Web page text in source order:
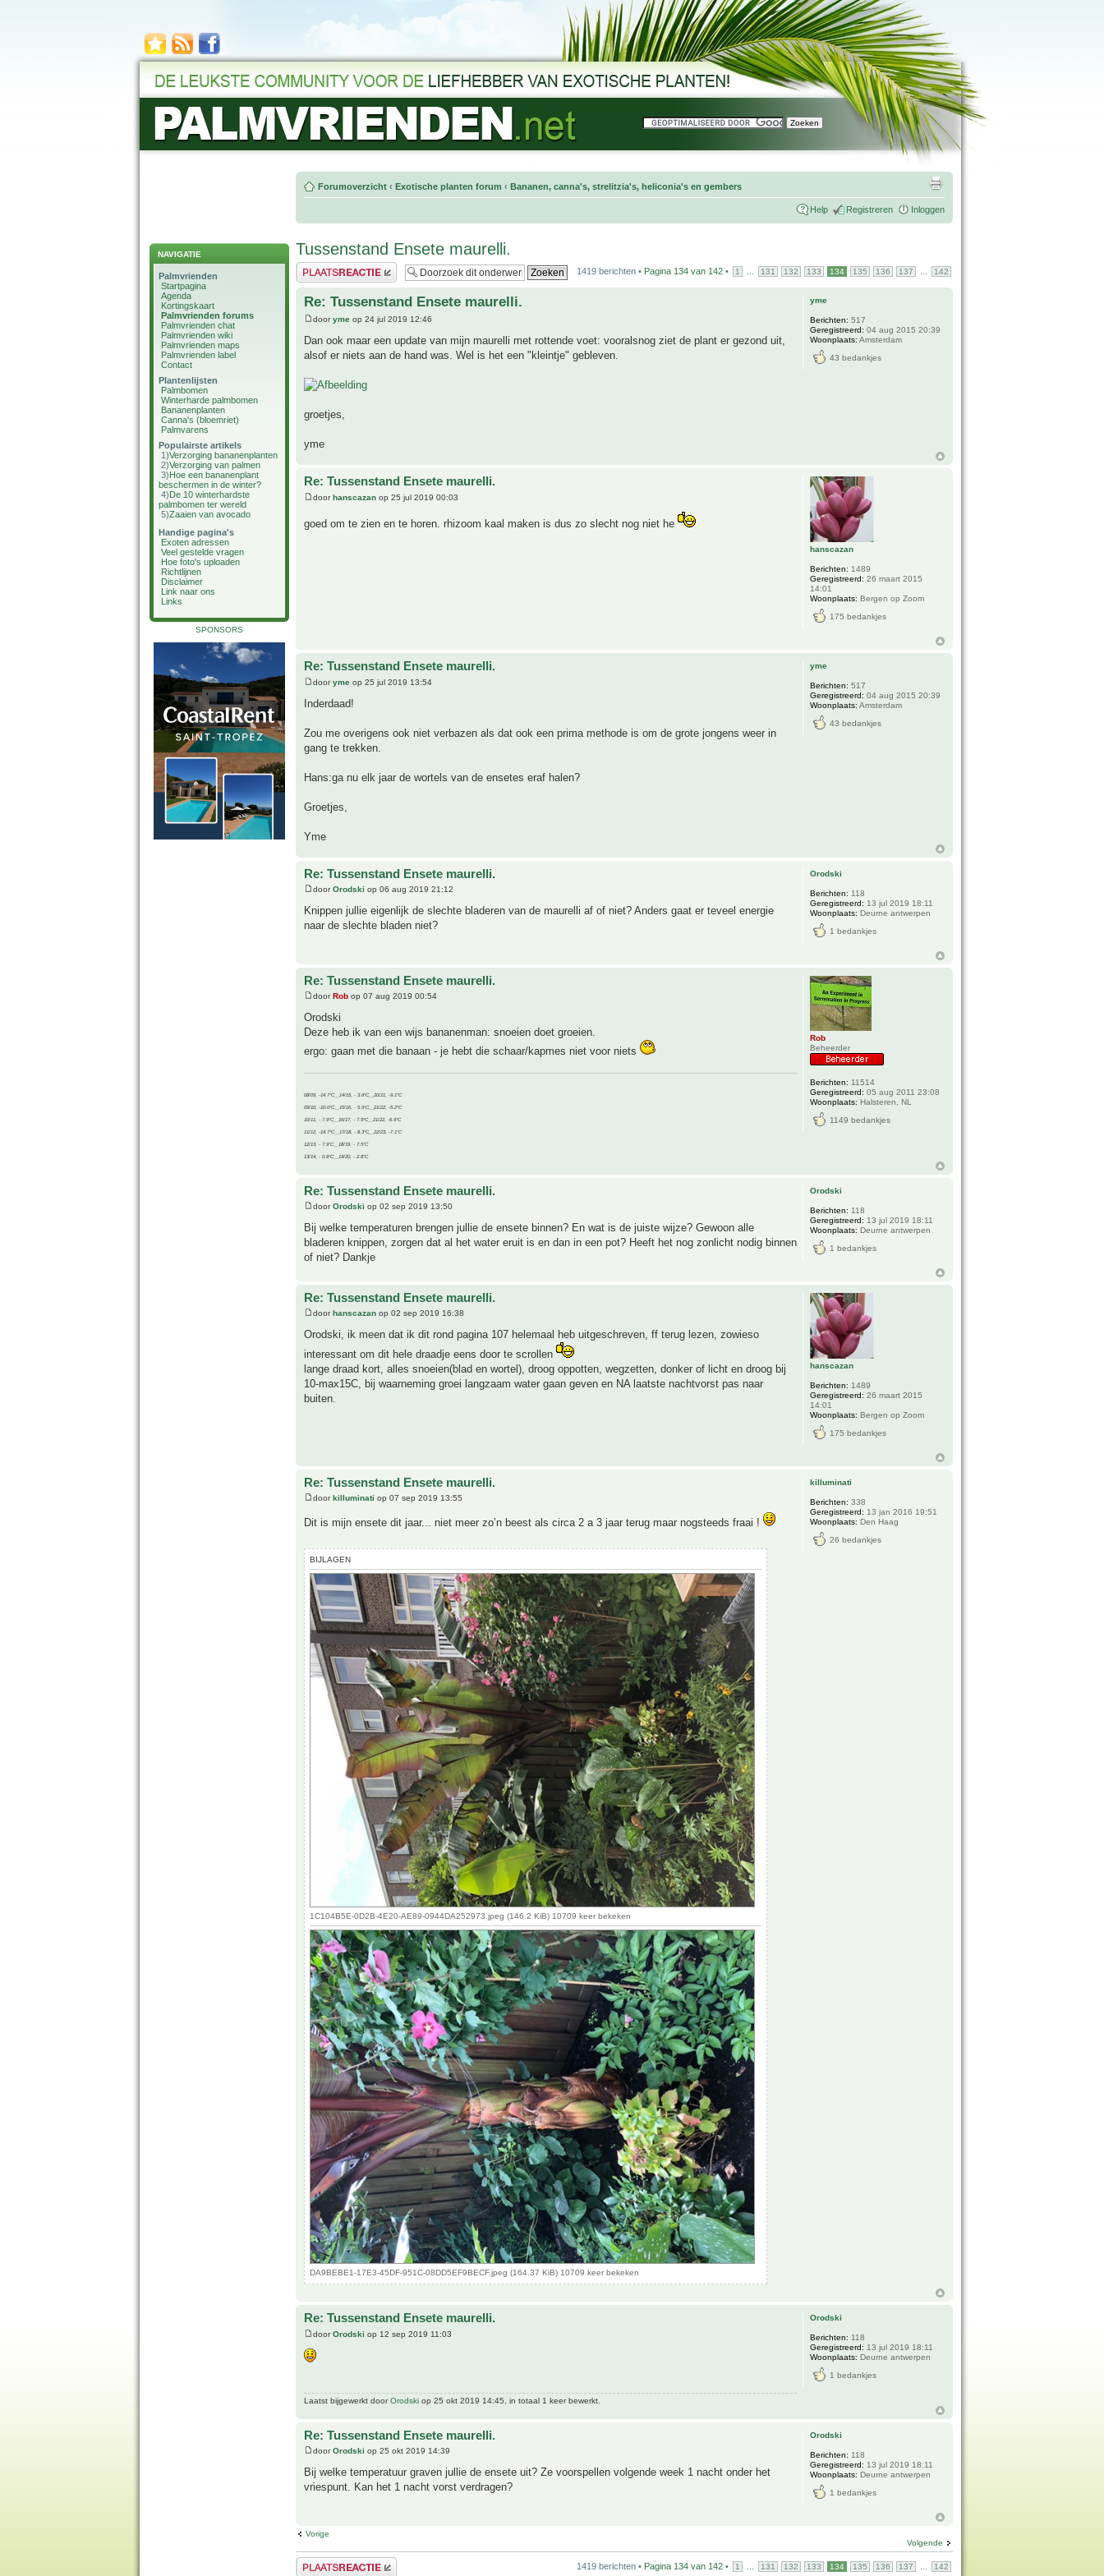
NAVIGATIE
Palmvrienden
Startpagina
Agenda
Kortingskaart
Palmvrienden forums
Palmvrienden chat
Palmvrienden wiki
Palmvrienden maps
Palmvrienden label
Contact
Plantenlijsten
Palmbomen
Winterharde palmbomen
Bananenplanten
Canna's (bloemriet)
Palmvarens
Populairste artikels
1)Verzorging bananenplanten
2)Verzorging van palmen
3)Hoe een bananenplant
beschermen in de winter?
4)De 10 winterhardste
palmbomen ter wereld
5)Zaaien van avocado
Handige pagina's
Exoten adressen
Veel gestelde vragen
Hoe foto's uploaden
Richtlijnen
Disclaimer
Link naar ons
Links
SPONSORS
Forumoverzicht ‹ Exotische planten forum ‹ Bananen, canna's, strelitzia's, heliconia's en gembers
Help Registreren Inloggen
Tussenstand Ensete maurelli.
Plaats een reactie 1419 berichten • Pagina 134 van 142 • 1 131 132 133 134 135 136 137 142
Re: Tussenstand Ensete maurelli.
dooryme op 24 jul 2019 12:46
Dan ook maar een update van mijn maurelli met rottende voet: vooralsnog ziet de plant er gezond uit,
alsof er niets aan de hand was. Wel is het een "kleintje" gebleven.
groetjes,
yme
yme
Berichten: 517
Geregistreerd: 04 aug 2015 20:39
Woonplaats: Amsterdam
43 bedankjes
Re: Tussenstand Ensete maurelli.
doorhanscazan op 25 jul 2019 00:03
goed om te zien en te horen. rhizoom kaal maken is dus zo slecht nog niet he
hanscazan
Berichten: 1489
Geregistreerd: 26 maart 2015
14:01
Woonplaats: Bergen op Zoom
175 bedankjes
Re: Tussenstand Ensete maurelli.
dooryme op 25 jul 2019 13:54
Inderdaad!
Zou me overigens ook niet verbazen als dat ook een prima methode is om de grote jongens weer in
gang te trekken.
Hans:ga nu elk jaar de wortels van de ensetes eraf halen?
Groetjes,
Yme
yme
Berichten: 517
Geregistreerd: 04 aug 2015 20:39
Woonplaats: Amsterdam
43 bedankjes
Re: Tussenstand Ensete maurelli.
doorOrodski op 06 aug 2019 21:12
Knippen jullie eigenlijk de slechte bladeren van de maurelli af of niet? Anders gaat er teveel energie
naar de slechte bladen niet?
Orodski
Berichten: 118
Geregistreerd: 13 jul 2019 18:11
Woonplaats: Deurne antwerpen
1 bedankjes
Re: Tussenstand Ensete maurelli.
doorRob op 07 aug 2019 00:54
Orodski
Deze heb ik van een wijs bananenman: snoeien doet groeien.
ergo: gaan met die banaan - je hebt die schaar/kapmes niet voor niets
08/09, -14.7°C__14/15, - 3.6°C__20/21, -9.1°C
09/10, -10.0°C__15/16, - 5.9°C__21/22, -5.2°C
10/11, - 7.9°C__16/17, - 7.9°C__21/22, -6.9°C
11/12, -14.7°C__17/18, - 8.3°C__22/23, -7.1°C
12/13, - 7.9°C__18/19, - 7.5°C
13/14, - 0.8°C__19/20, - 2.8°C
Rob
Beheerder
Berichten: 11514
Geregistreerd: 05 aug 2011 23:08
Woonplaats: Halsteren, NL
1149 bedankjes
Re: Tussenstand Ensete maurelli.
doorOrodski op 02 sep 2019 13:50
Bij welke temperaturen brengen jullie de ensete binnen? En wat is de juiste wijze? Gewoon alle
bladeren knippen, zorgen dat al het water eruit is en dan in een pot? Heeft het nog zonlicht nodig binnen
of niet? Dankje
Orodski
Berichten: 118
Geregistreerd: 13 jul 2019 18:11
Woonplaats: Deurne antwerpen
1 bedankjes
Re: Tussenstand Ensete maurelli.
doorhanscazan op 02 sep 2019 16:38
Orodski, ik meen dat ik dit rond pagina 107 helemaal heb uitgeschreven, ff terug lezen, zowieso
interessant om dit hele draadje eens door te scrollen
lange draad kort, alles snoeien(blad en wortel), droog oppotten, wegzetten, donker of licht en droog bij
10-max15C, bij waarneming groei langzaam water gaan geven en NA laatste nachtvorst pas naar
buiten.
hanscazan
Berichten: 1489
Geregistreerd: 26 maart 2015
14:01
Woonplaats: Bergen op Zoom
175 bedankjes
Re: Tussenstand Ensete maurelli.
doorkilluminati op 07 sep 2019 13:55
Dit is mijn ensete dit jaar... niet meer zo’n beest als circa 2 a 3 jaar terug maar nogsteeds fraai !
BIJLAGEN
1C104B5E-0D2B-4E20-AE89-0944DA252973.jpeg (146.2 KiB) 10709 keer bekeken
DA9BEBE1-17E3-45DF-951C-08DD5EF9BECF.jpeg (164.37 KiB) 10709 keer bekeken
killuminati
Berichten: 338
Geregistreerd: 13 jan 2016 19:51
Woonplaats: Den Haag
26 bedankjes
Re: Tussenstand Ensete maurelli.
doorOrodski op 12 sep 2019 11:03
Laatst bijgewerkt doorOrodski op 25 okt 2019 14:45, in totaal 1 keer bewerkt.
Orodski
Berichten: 118
Geregistreerd: 13 jul 2019 18:11
Woonplaats: Deurne antwerpen
1 bedankjes
Re: Tussenstand Ensete maurelli.
doorOrodski op 25 okt 2019 14:39
Bij welke temperatuur graven jullie de ensete uit? Ze voorspellen volgende week 1 nacht onder het
vriespunt. Kan het 1 nacht vorst verdragen?
Orodski
Berichten: 118
Geregistreerd: 13 jul 2019 18:11
Woonplaats: Deurne antwerpen
1 bedankjes
Vorige
Volgende
Plaats een reactie 1419 berichten • Pagina 134 van 142 • 1 131 132 133 134 135 136 137 142